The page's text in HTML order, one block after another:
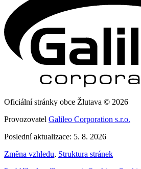
Oficiální stránky obce Žlutava © 2026
Provozovatel Galileo Corporation s.r.o.
Poslední aktualizace: 5. 8. 2026
Změna vzhledu, Struktura stránek